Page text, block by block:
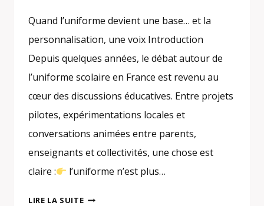
Quand l’uniforme devient une base… et la
personnalisation, une voix Introduction
Depuis quelques années, le débat autour de
l’uniforme scolaire en France est revenu au
cœur des discussions éducatives. Entre projets
pilotes, expérimentations locales et
conversations animées entre parents,
enseignants et collectivités, une chose est
claire :
l’uniforme n’est plus…
LIRE LA SUITEUNIFORME